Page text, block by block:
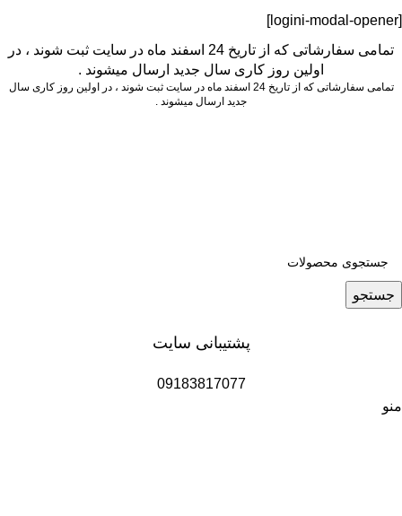
[logini-modal-opener]
تمامی سفارشاتی که از تاریخ 24 اسفند ماه در سایت ثبت شوند ، در
اولین روز کاری سال جدید ارسال میشوند .
تمامی سفارشاتی که از تاریخ 24 اسفند ماه در سایت ثبت شوند ، در اولین روز کاری سال
جدید ارسال میشوند .
جستجو
پشتیبانی سایت
09183817077
منو